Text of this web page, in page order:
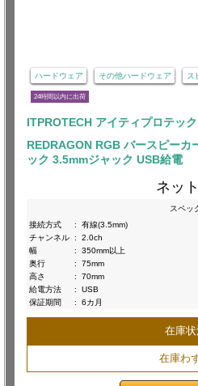
ハードウェア その他ハードウェア ス
24時間以内に出荷
ITPROTECH アイティプロテック
REDRAGON RGB バースピーカ
ック 3.5mmジャック USB給電
ネッ
スペッ
接続方式
:
有線(3.5mm)
チャンネル :
2.0ch
幅
:
350mm以上
奥行
:
75mm
高さ
:
70mm
給電方法
:
USB
保証期間
: 6カ月
在庫状
在庫わ